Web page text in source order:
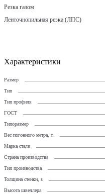
Резка газом
Ленточнопильная резка (ЛПС)
Характеристики
Размер
Тип
Тип профиля
ГОСТ
Типоразмер
Вес погонного метра, т.
Марка стали
Страна производства
Тип производства
Толщина стенки, s
Высота швеллера